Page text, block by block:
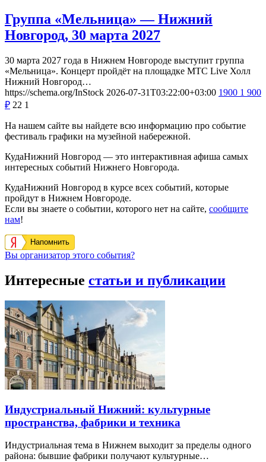
Группа «Мельница» — Нижний
Новгород, 30 марта 2027
30 марта 2027 года в Нижнем Новгороде выступит группа
«Мельница». Концерт пройдёт на площадке МТС Live Холл
Нижний Новгород…
https://schema.org/InStock 2026-07-31T03:22:00+03:00 1900 1 900
₽ 22 1
На нашем сайте вы найдете всю информацию про событие
фестиваль графики на музейной набережной.
КудаНижний Новгород — это интерактивная афиша самых
интересных событий Нижнего Новгорода.
КудаНижний Новгород в курсе всех событий, которые
пройдут в Нижнем Новгороде.
Если вы знаете о событии, которого нет на сайте, сообщите
нам!
Напомнить
Вы организатор этого события?
Интересные статьи и публикации
Индустриальный Нижний: культурные
пространства, фабрики и техника
Индустриальная тема в Нижнем выходит за пределы одного
района: бывшие фабрики получают культурные…